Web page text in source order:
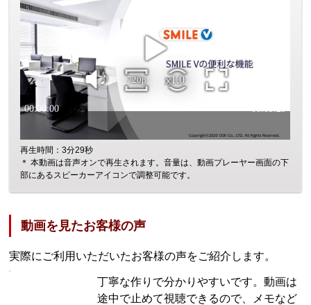
再生時間：3分29秒
＊ 本動画は音声オンで再生されます。音量は、動画プレーヤー画面の下
部にあるスピーカーアイコンで調整可能です。
動画を見たお客様の声
実際にご利用いただいたお客様の声をご紹介します。
丁寧な作りで分かりやすいです。動画は
途中で止めて視聴できるので、メモなど